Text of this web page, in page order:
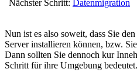
Nächster Schritt: Datenmigration
Nun ist es also soweit, dass Sie
Server installieren können, bzw.
Dann sollten Sie dennoch kur
Schritt für ihre Umgebung bedeutet.